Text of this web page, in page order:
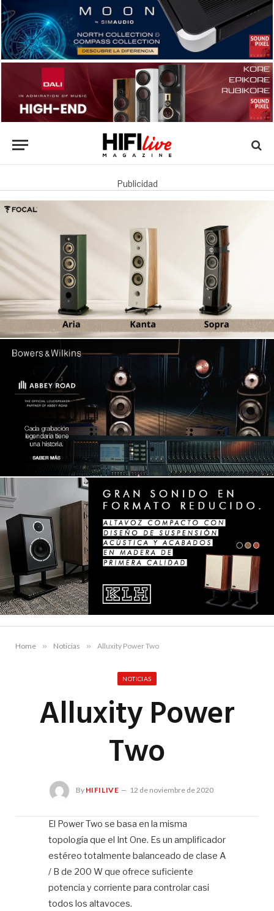
Publicidad
Home » Noticias » Alluxity Power Two
NOTICIAS
Alluxity Power
Two
By HIFILIVE 12 de noviembre de 2020
El Power Two se basa en la misma
topología que el Int One. Es un amplificador
estéreo totalmente balanceado de clase A
/ B de 200 W que ofrece suficiente
potencia y corriente para controlar casi
todos los altavoces.